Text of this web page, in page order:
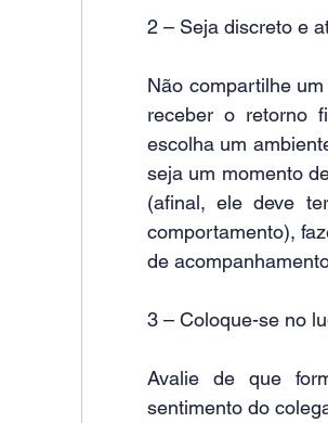
2 – Seja discreto e
Não compartilhe
receber o retorno
escolha um
seja um momento
(afinal, ele deve
comportamento),
de
3 – Coloque-se no
Avalie de que
sentimento do